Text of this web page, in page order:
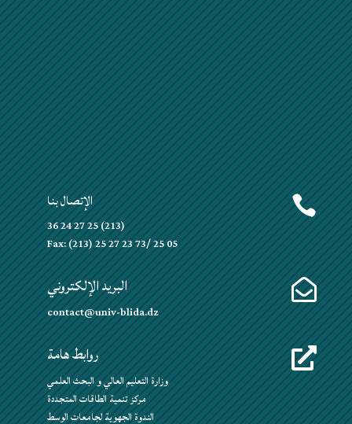
 الإتصال بنا
(213) 25 27 24 36
Fax: (213) 25 27 23 73/ 25 05
 البريد الإلكتروني
contact@univ-blida.dz
 روابط هامة
وزارة التعليم العالي و البحث العلمي
مركز تنمية الطاقات المتجددة
الندوة الجهوية لجامعات الوسط